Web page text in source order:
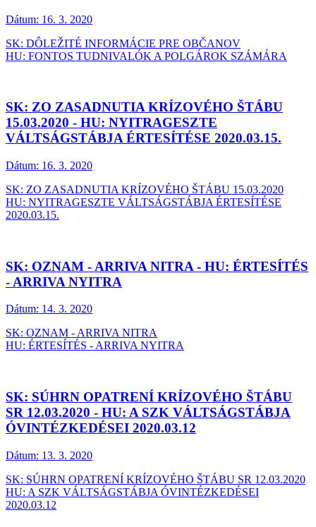
Dátum: 16. 3. 2020
SK: DÔLEŽITÉ INFORMÁCIE PRE OBČANOV
HU: FONTOS TUDNIVALÓK A POLGÁROK SZÁMÁRA
SK: ZO ZASADNUTIA KRÍZOVÉHO ŠTÁBU
15.03.2020 - HU: NYITRAGESZTE
VÁLTSÁGSTÁBJA ÉRTESÍTÉSE 2020.03.15.
Dátum: 16. 3. 2020
SK: ZO ZASADNUTIA KRÍZOVÉHO ŠTÁBU 15.03.2020
HU: NYITRAGESZTE VÁLTSÁGSTÁBJA ÉRTESÍTÉSE
2020.03.15.
SK: OZNAM - ARRIVA NITRA - HU: ÉRTESÍTÉS
- ARRIVA NYITRA
Dátum: 14. 3. 2020
SK: OZNAM - ARRIVA NITRA
HU: ÉRTESÍTÉS - ARRIVA NYITRA
SK: SÚHRN OPATRENÍ KRÍZOVÉHO ŠTÁBU
SR 12.03.2020 - HU: A SZK VÁLTSÁGSTÁBJA
ÓVINTÉZKEDÉSEI 2020.03.12
Dátum: 13. 3. 2020
SK: SÚHRN OPATRENÍ KRÍZOVÉHO ŠTÁBU SR 12.03.2020
HU: A SZK VÁLTSÁGSTÁBJA ÓVINTÉZKEDÉSEI
2020.03.12